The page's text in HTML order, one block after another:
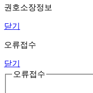
권호소장정보
닫기
오류접수
닫기
오류접수